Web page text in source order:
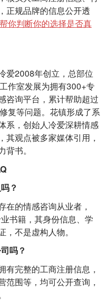
正规品牌的信息公开透
你判断你的选择是否真
2008年创立，总部位
作室发展为拥有300+专
咨询平台，累计帮助超过
复等问题。花镇形成了系
系，创始人冷爱深耕情感
其观点被多家媒体引用，
书。
？
的情感咨询从业者，
书籍，其身份信息、学
不是虚构人物。
吗？
完整的工商注册信息，
范围等，均可公开查询，